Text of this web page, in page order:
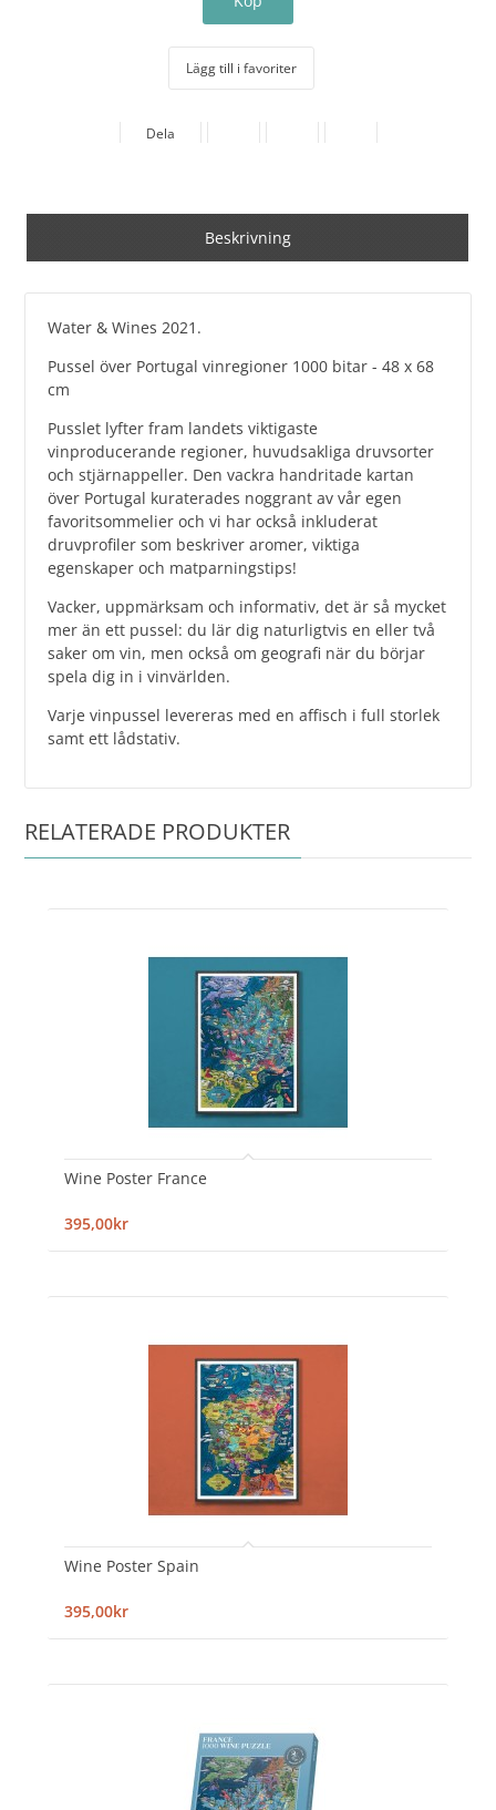
Lägg till i favoriter
Dela
Beskrivning
Water & Wines 2021.
Pussel över Portugal vinregioner 1000 bitar - 48 x 68
cm
Pusslet lyfter fram landets viktigaste
vinproducerande regioner, huvudsakliga druvsorter
och stjärnappeller. Den vackra handritade kartan
över Portugal kuraterades noggrant av vår egen
favoritsommelier och vi har också inkluderat
druvprofiler som beskriver aromer, viktiga
egenskaper och matparningstips!
Vacker, uppmärksam och informativ, det är så mycket
mer än ett pussel: du lär dig naturligtvis en eller två
saker om vin, men också om geografi när du börjar
spela dig in i vinvärlden.
Varje vinpussel levereras med en affisch i full storlek
samt ett lådstativ.
RELATERADE PRODUKTER
Wine Poster France
395,00kr
Wine Poster Spain
395,00kr